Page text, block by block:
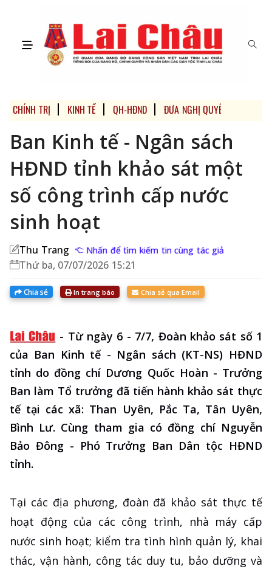
CHÍNH TRỊ KINH TẾ QH-HĐND ĐƯA NGHỊ QUYẾT CỦA ĐẢNG
Ban Kinh tế - Ngân sách
HĐND tỉnh khảo sát một
số công trình cấp nước
sinh hoạt
Thu Trang Nhấn để tìm kiếm tin cùng tác giả
Thứ ba, 07/07/2026 15:21
Chia sẻ In trang báo Chia sẻ qua Email
- Từ ngày 6 - 7/7, Đoàn khảo sát số 1
của Ban Kinh tế - Ngân sách (KT-NS) HĐND
tỉnh do đồng chí Dương Quốc Hoàn - Trưởng
Ban làm Tổ trưởng đã tiến hành khảo sát thực
tế tại các xã: Than Uyên, Pắc Ta, Tân Uyên,
Bình Lư. Cùng tham gia có đồng chí Nguyễn
Bảo Đông - Phó Trưởng Ban Dân tộc HĐND
tỉnh.
Tại các địa phương, đoàn đã khảo sát thực tế
hoạt động của các công trình, nhà máy cấp
nước sinh hoạt; kiểm tra tình hình quản lý, khai
thác, vận hành, công tác duy tu, bảo dưỡng và